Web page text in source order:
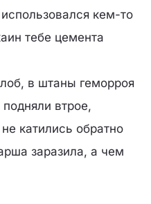
кем-то
тебе цемента
в штаны геморроя
втрое,
катились обратно
заразила, а чем